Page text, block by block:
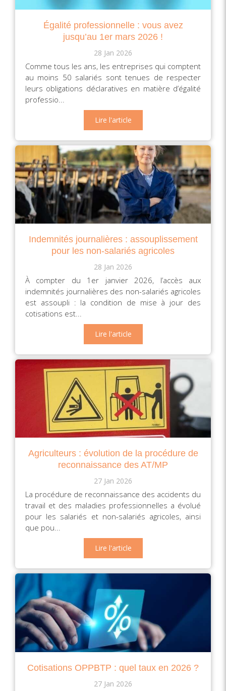
Égalité professionnelle : vous avez
jusqu’au 1er mars 2026 !
28 Jan 2026
Comme tous les ans, les entreprises qui comptent
au moins 50 salariés sont tenues de respecter
leurs obligations déclaratives en matière d’égalité
professio...
Lire l'article
Indemnités journalières : assouplissement
pour les non-salariés agricoles
28 Jan 2026
À compter du 1er janvier 2026, l’accès aux
indemnités journalières des non-salariés agricoles
est assoupli : la condition de mise à jour des
cotisations est...
Lire l'article
Agriculteurs : évolution de la procédure de
reconnaissance des AT/MP
27 Jan 2026
La procédure de reconnaissance des accidents du
travail et des maladies professionnelles a évolué
pour les salariés et non-salariés agricoles, ainsi
que pou...
Lire l'article
Cotisations OPPBTP : quel taux en 2026 ?
27 Jan 2026